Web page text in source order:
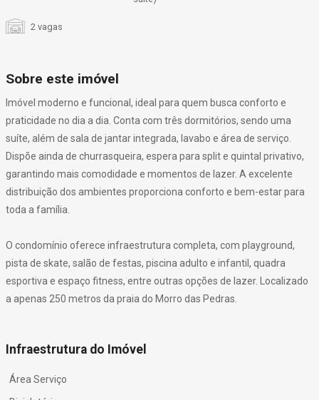
2 vagas
Sobre este imóvel
Imóvel moderno e funcional, ideal para quem busca conforto e
praticidade no dia a dia. Conta com três dormitórios, sendo uma
suíte, além de sala de jantar integrada, lavabo e área de serviço.
Dispõe ainda de churrasqueira, espera para split e quintal privativo,
garantindo mais comodidade e momentos de lazer. A excelente
distribuição dos ambientes proporciona conforto e bem-estar para
toda a família.
O condomínio oferece infraestrutura completa, com playground,
pista de skate, salão de festas, piscina adulto e infantil, quadra
esportiva e espaço fitness, entre outras opções de lazer. Localizado
a apenas 250 metros da praia do Morro das Pedras.
Infraestrutura do Imóvel
Área Serviço